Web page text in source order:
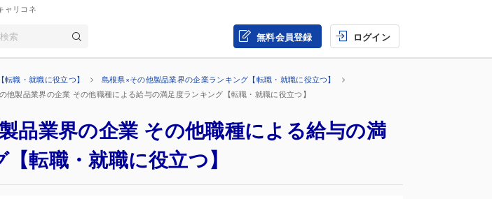
ャリコネ
無料会員登録 ログイン
職・就職に役立つ】
島根県×その他製品業界の企業ランキング【転職・就職に役立つ】
他製品業界の企業 その他職種による給与の満足度ランキング【転職・就職に役立つ】
品業界の企業 その他職種による給与の満
転職・就職に役立つ】